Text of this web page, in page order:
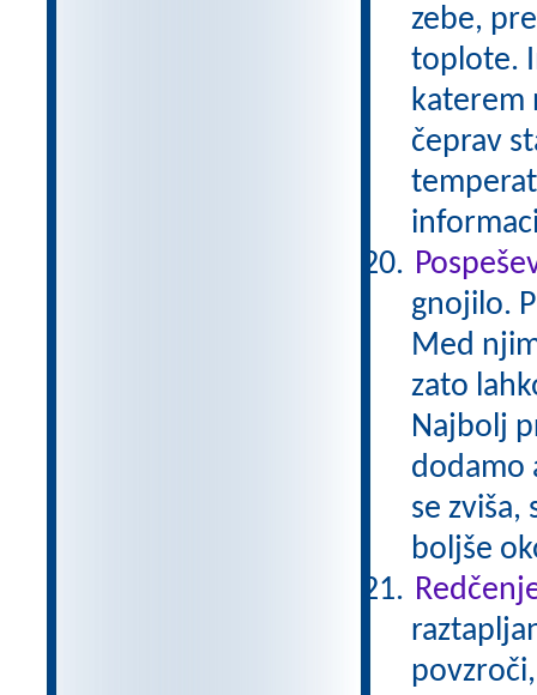
zebe,
toplote.
katerem
čeprav
gnojilo.
Med
zato
Najbolj
dodamo
se
boljše